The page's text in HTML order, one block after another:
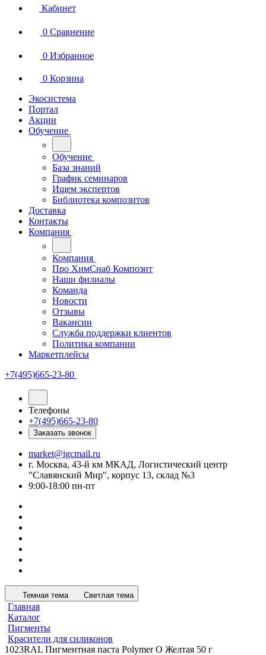
Кабинет
0 Сравнение
0 Избранное
0 Корзина
Экосистема
Портал
Акции
Обучение
Обучение
База знаний
График семинаров
Ищем экспертов
Библиотека композитов
Доставка
Контакты
Компания
Компания
Про ХимСнаб Композит
Наши филиалы
Команда
Новости
Отзывы
Вакансии
Служба поддержки клиентов
Политика компании
Маркетплейсы
+7(495)665-23-80
Телефоны
+7(495)665-23-80
Заказать звонок
market@igcmail.ru
г. Москва, 43-й км МКАД, Логистический центр
"Славянский Мир", корпус 13, склад №3
9:00-18:00 пн-пт
Темная тема Светлая тема
Главная
Каталог
Пигменты
Красители для силиконов
1023RAL Пигментная паста Polymer O Желтая 50 г